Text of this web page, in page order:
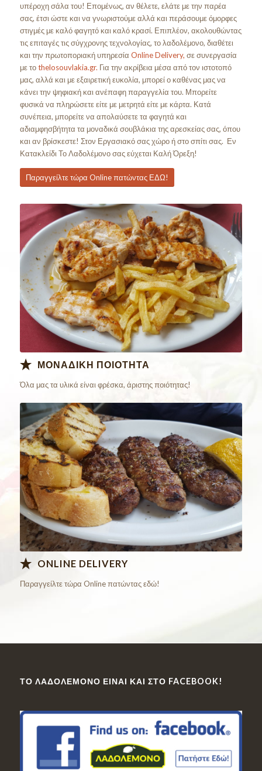
υπέροχη σάλα του! Επομένως, αν θέλετε, ελάτε με την παρέα
σας, έτσι ώστε και να γνωριστούμε αλλά και περάσουμε όμορφες
στιγμές με καλό φαγητό και καλό κρασί. Επιπλέον, ακολουθώντας
τις επιταγές τις σύγχρονης τεχνολογίας, το λαδολέμονο, διαθέτει
και την πρωτοποριακή υπηρεσία Online Delivery, σε συνεργασία
με τοthelosouvlakia.gr. Για την ακρίβεια μέσα από τον ιστοτοπό
μας, αλλά και με εξαιρετική ευκολία, μπορεί ο καθένας μας να
κάνει την ψηφιακή και ανέπαφη παραγγελία του. Μπορείτε
φυσικά να πληρώσετε είτε με μετρητά είτε με κάρτα. Κατά
συνέπεια, μπορείτε να απολαύσετε τα φαγητά και
αδιαμφησβήτητα τα μοναδικά σουβλάκια της αρεσκείας σας, όπου
και αν βρίσκεστε! Στον Εργασιακό σας χώρο ή στο σπίτι σας. Εν
Κατακλείδι Το Λαδολέμονο σας εύχεται Καλή Όρεξη!
Παραγγείλτε τώρα Online πατώντας ΕΔΩ!
ΜΟΝΑΔΙΚΗ ΠΟΙΟΤΗΤΑ
Όλα μας τα υλικά είναι φρέσκα, άριστης ποιότητας!
Παράγγειλε
Online Τώρα!!!
ONLINE DELIVERY
Παραγγείλτε τώρα Online πατώντας εδώ!
ΤΟ ΛΑΔΟΛΈΜΟΝΟ ΕΊΝΑΙ ΚΑΙ ΣΤΟ FACEBOOK!